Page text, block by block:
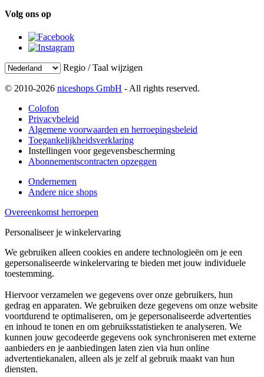
Volg ons op
Regio / Taal wijzigen
© 2010-2026 niceshops GmbH - All rights reserved.
Colofon
Privacybeleid
Algemene voorwaarden en herroepingsbeleid
Toegankelijkheidsverklaring
Instellingen voor gegevensbescherming
Abonnementscontracten opzeggen
Ondernemen
Andere nice shops
Overeenkomst herroepen
Personaliseer je winkelervaring
We gebruiken alleen cookies en andere technologieën om je een
gepersonaliseerde winkelervaring te bieden met jouw individuele
toestemming.
Hiervoor verzamelen we gegevens over onze gebruikers, hun
gedrag en apparaten. We gebruiken deze gegevens om onze website
voortdurend te optimaliseren, om je gepersonaliseerde advertenties
en inhoud te tonen en om gebruiksstatistieken te analyseren. We
kunnen jouw gecodeerde gegevens ook synchroniseren met externe
aanbieders en je aanbiedingen laten zien via hun online
advertentiekanalen, alleen als je zelf al gebruik maakt van hun
diensten.